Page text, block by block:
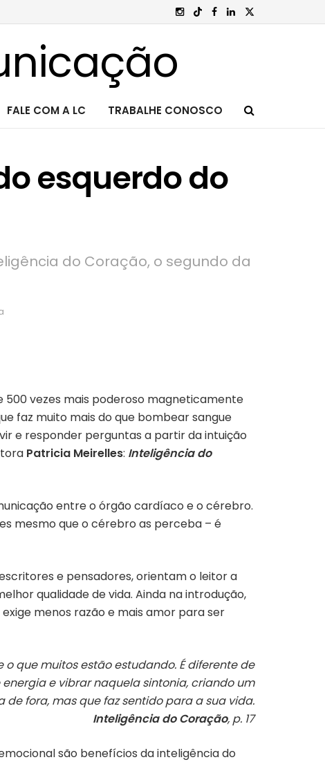
FALE COM A LC TRABALHE CONOSCO
esquerdo do
do Coração, o segundo da
500 vezes mais poderoso magneticamente
faz muito mais do que bombear sangue
e responder perguntas a partir da intuição
Patricia Meirelles: Inteligência do
entre o órgão cardíaco e o cérebro.
mesmo que o cérebro as perceba – é
e pensadores, orientam o leitor a
qualidade de vida. Ainda na introdução,
menos razão e mais amor para ser
que muitos estão estudando. É diferente de
e vibrar naquela sintonia, criando um
fora, mas que faz sentido para a sua vida.
Inteligência do Coração, p. 17
são benefícios da inteligência do